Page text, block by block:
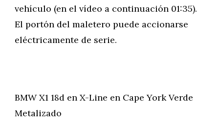
vehículo (en el vídeo a continuación 01:35).
El portón del maletero puede accionarse
eléctricamente de serie.
BMW X1 18d en X-Line en Cape York Verde
Metalizado